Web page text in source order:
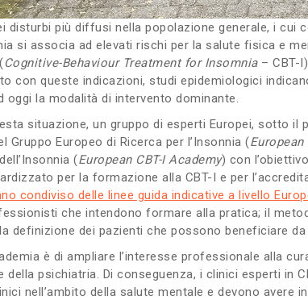
disturbi più diffusi nella popolazione generale, i
si associa ad elevati rischi per la salute fisica e
Cognitive-Behaviour Treatment for Insomnia– CBT-
con queste indicazioni, studi epidemiologici
oggi la modalità di intervento dominante.
situazione, un gruppo di esperti Europei, sotto il
Gruppo Europeo di Ricerca per l’Insonnia (
(European CBT-I Academy) con
per la formazione alla CBT-I e per
condiviso delle linee guida indicative a livello
che intendono formare alla pratica; il
definizione dei pazienti che possono beneficiare
è di ampliare l’interesse professionale alla
della psichiatria. Di conseguenza, i clinici esperti in
nell’ambito della salute mentale e devono